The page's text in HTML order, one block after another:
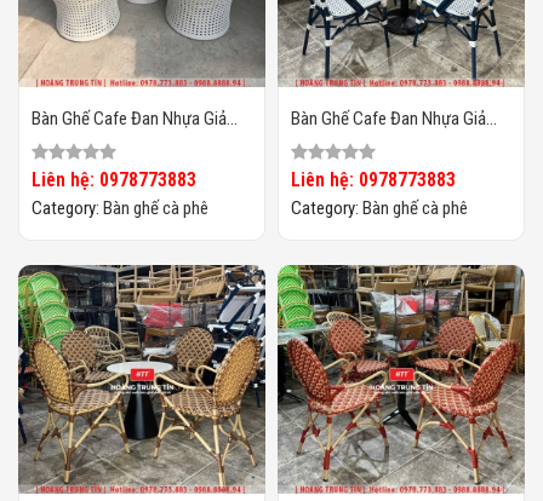
Bàn Ghế Cafe Đan Nhựa Giả
Mây HTT-064
Liên hệ: 0978773883
Category: Bàn ghế cà phê
Bàn Ghế Cafe Đan Nhựa Giả
Mây HTT-063
Liên hệ: 0978773883
Category: Bàn ghế cà phê